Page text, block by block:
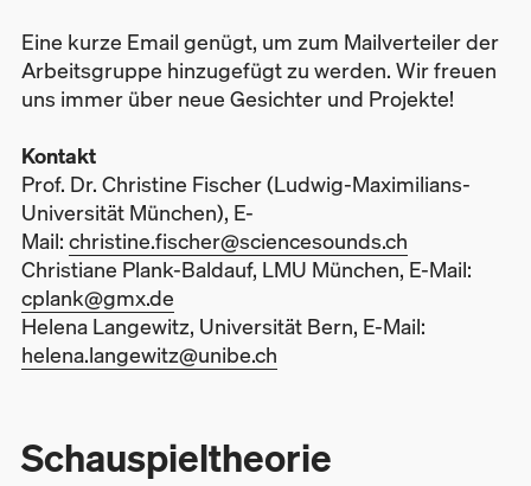
Eine kurze Email genügt, um zum Mailverteiler der
Arbeitsgruppe hinzugefügt zu werden. Wir freuen
uns immer über neue Gesichter und Projekte!
Kontakt
Prof. Dr. Christine Fischer (Ludwig-Maximilians-
Universität München), E-
Mail:christine.fischer@sciencesounds.ch
Christiane Plank-Baldauf, LMU München, E-Mail:
cplank@gmx.de
Helena Langewitz, Universität Bern, E-Mail:
helena.langewitz@unibe.ch
Schauspieltheorie